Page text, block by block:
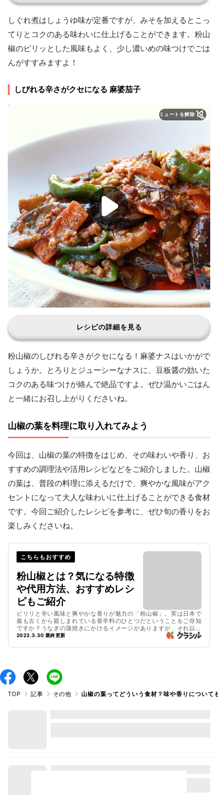
しぐれ煮はしょうゆ味が定番ですが、みそを加えるとこっ
てりとコクのある味わいに仕上げることができます。粉山
椒のピリッとした風味もよく、少し濃いめの味つけでごは
んがすすみますよ！
しびれる辛さがクセになる 麻婆茄子
ミュートを解除
レシピの詳細を見る
粉山椒のしびれる辛さがクセになる！麻婆ナスはいかがで
しょうか。とろりとジューシーなナスに、豆板醤の効いた
コクのある味つけが絡んで絶品ですよ。ぜひ温かいごはん
と一緒にお召し上がりくださいね。
山椒の葉を料理に取り入れてみよう
今回は、山椒の葉の特徴をはじめ、その味わいや香り、お
すすめの調理法や活用レシピなどをご紹介しました。山椒
の葉は、普段の料理に添えるだけで、爽やかな風味がアク
セントになって大人な味わいに仕上げることができる食材
です。今回ご紹介したレシピを参考に、ぜひ旬の香りをお
楽しみくださいね。
こちらもおすすめ
粉山椒とは？気になる特徴
や代用方法、おすすめレシ
ピもご紹介
ピリリと辛い風味と爽やかな香りが魅力の「粉山椒」。実は日本で
最も古くから親しまれている香辛料のひとつだということをご存知
ですか？うなぎの蒲焼きにかけるイメージがありますが、それ以外
の使い道を知らない方も多いかもしれません。そこで今回は、粉山
2023.3.30 最終更新
TOP 記事 その他 山椒の葉ってどういう食材？味や香りについて